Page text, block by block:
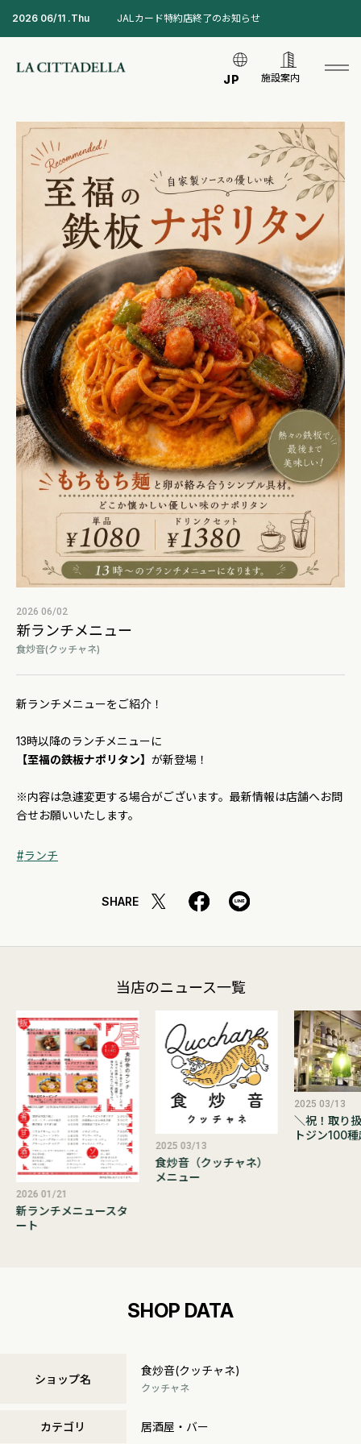
2026 06/11 .Thu JALカード特約店終了のお知らせ
JP 施設案内
2026 06/02
新ランチメニュー
食炒音(クッチャネ)
新ランチメニューをご紹介！
13時以降のランチメニューに
【至福の鉄板ナポリタン】 が新登場！
※内容は急遽変更する場合がございます。最新情報は店舗へお問
合せお願いいたします。
ランチ
SHARE
当店のニュース一覧
2026 01/21
新ランチメニュースタ
ート
2025 03/13
食炒音（クッチャネ）
メニュー
2025 03/13
＼祝！取り
トジン100
SHOP DATA
ショップ名
食炒音(クッチャネ)
クッチャネ
カテゴリ 居酒屋・バー